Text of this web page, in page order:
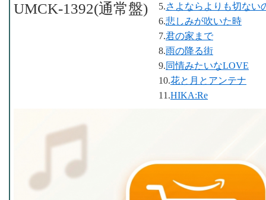
5.さよならよりも切ない
6.悲しみが吹いた時
7.君の家まで
8.雨の降る街
9.同情みたいなLOVE
10.花と月とアンテナ
11.HIKA:Re
UMCK-1392(通常盤)